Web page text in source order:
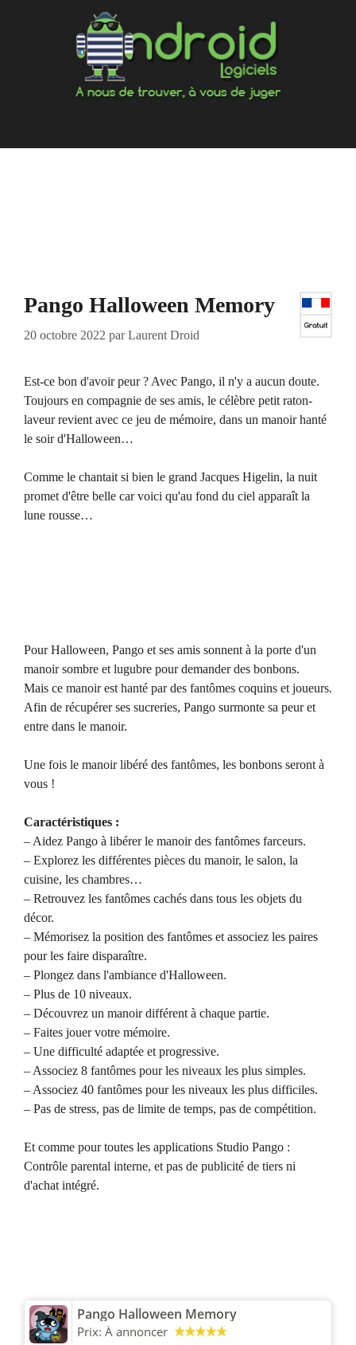
Pango Halloween Memory
20 octobre 2022 parLaurent Droid
Est-ce bon d'avoir peur ? Avec Pango, il n'y a aucun doute.
Toujours en compagnie de ses amis, le célèbre petit raton-
laveur revient avec ce jeu de mémoire, dans un manoir hanté
le soir d'Halloween…
Comme le chantait si bien le grand Jacques Higelin, la nuit
promet d'être belle car voici qu'au fond du ciel apparaît la
lune rousse…
Pour Halloween, Pango et ses amis sonnent à la porte d'un
manoir sombre et lugubre pour demander des bonbons.
Mais ce manoir est hanté par des fantômes coquins et joueurs.
Afin de récupérer ses sucreries, Pango surmonte sa peur et
entre dans le manoir.
Une fois le manoir libéré des fantômes, les bonbons seront à
vous !
Caractéristiques :
– Aidez Pango à libérer le manoir des fantômes farceurs.
– Explorez les différentes pièces du manoir, le salon, la
cuisine, les chambres…
– Retrouvez les fantômes cachés dans tous les objets du
décor.
– Mémorisez la position des fantômes et associez les paires
pour les faire disparaître.
– Plongez dans l'ambiance d'Halloween.
– Plus de 10 niveaux.
– Découvrez un manoir différent à chaque partie.
– Faites jouer votre mémoire.
– Une difficulté adaptée et progressive.
– Associez 8 fantômes pour les niveaux les plus simples.
– Associez 40 fantômes pour les niveaux les plus difficiles.
– Pas de stress, pas de limite de temps, pas de compétition.
Et comme pour toutes les applications Studio Pango :
Contrôle parental interne, et pas de publicité de tiers ni
d'achat intégré.
Pango Halloween Memory
Prix: À annoncer